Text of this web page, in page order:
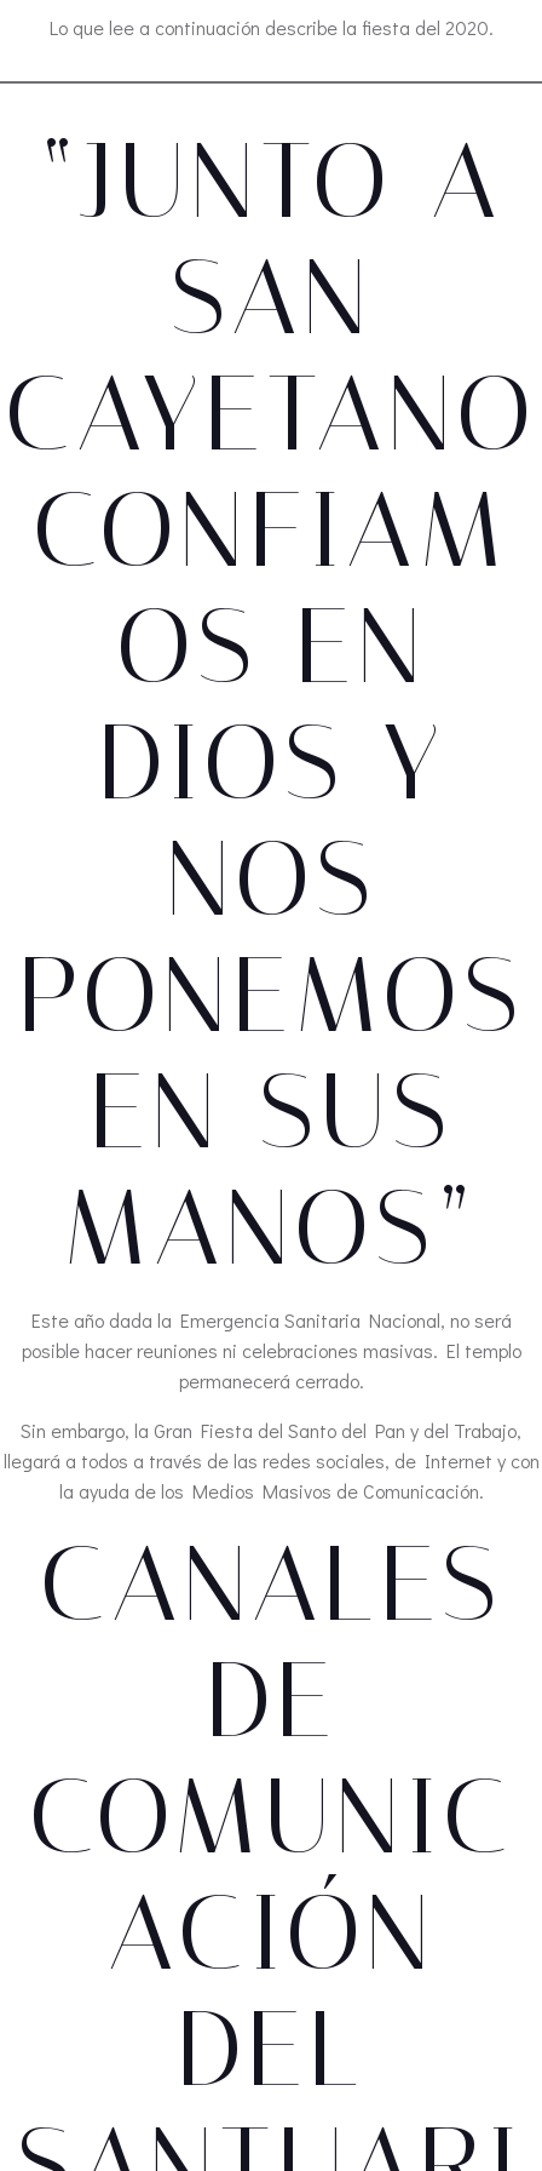
Lo que lee a continuación describe la fiesta del 2020.
“JUNTO A
SAN
CAYETANO
CONFIAM
OS EN
DIOS Y
NOS
PONEMOS
EN SUS
MANOS”
Este año dada la Emergencia Sanitaria Nacional, no será
posible hacer reuniones ni celebraciones masivas. El templo
permanecerá cerrado.
Sin embargo, la Gran Fiesta del Santo del Pan y del Trabajo,
llegará a todos a través de las redes sociales, de Internet y con
la ayuda de los Medios Masivos de Comunicación.
CANALES
DE
COMUNIC
ACIÓN
DEL